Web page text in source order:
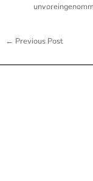
← Previous Post